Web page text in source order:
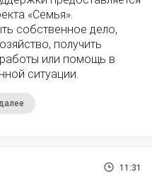
«Семья».
собственное дело,
получить
или помощь в
ситуации.
11:31